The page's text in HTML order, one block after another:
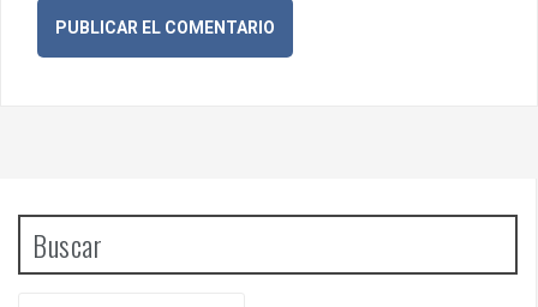
Buscar